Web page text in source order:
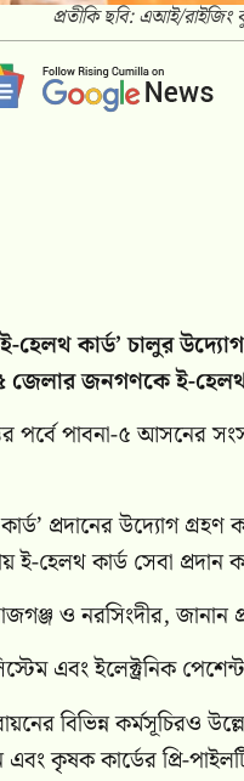
প্রতীকি ছবি: এআই/রাইজিং
কার্ড’ চালুর উদ্যোগ
জনগণকে ই-হেলথ
পাবনা-৫ আসনের
প্রদানের উদ্যোগ
কার্ড সেবা প্রদান
ও নরসিংদীর, জানান
এবং ইলেক্ট্রনিক
বিভিন্ন
এবং কৃষক কার্ডের প্রি-